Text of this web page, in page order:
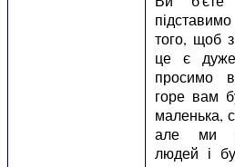
того, щоб
це є
просимо
горе вам
маленька,
але ми
людей і